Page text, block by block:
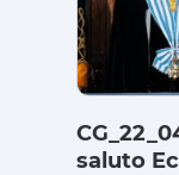
saluto